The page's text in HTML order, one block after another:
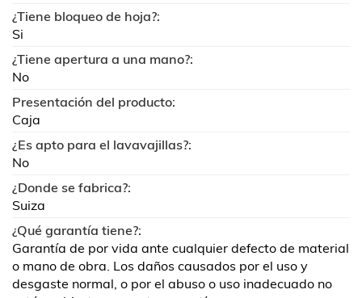
¿Tiene bloqueo de hoja?:
Si
¿Tiene apertura a una mano?:
No
Presentación del producto:
Caja
¿Es apto para el lavavajillas?:
No
¿Donde se fabrica?:
Suiza
¿Qué garantía tiene?:
Garantía de por vida ante cualquier defecto de material
o mano de obra. Los daños causados por el uso y
desgaste normal, o por el abuso o uso inadecuado no